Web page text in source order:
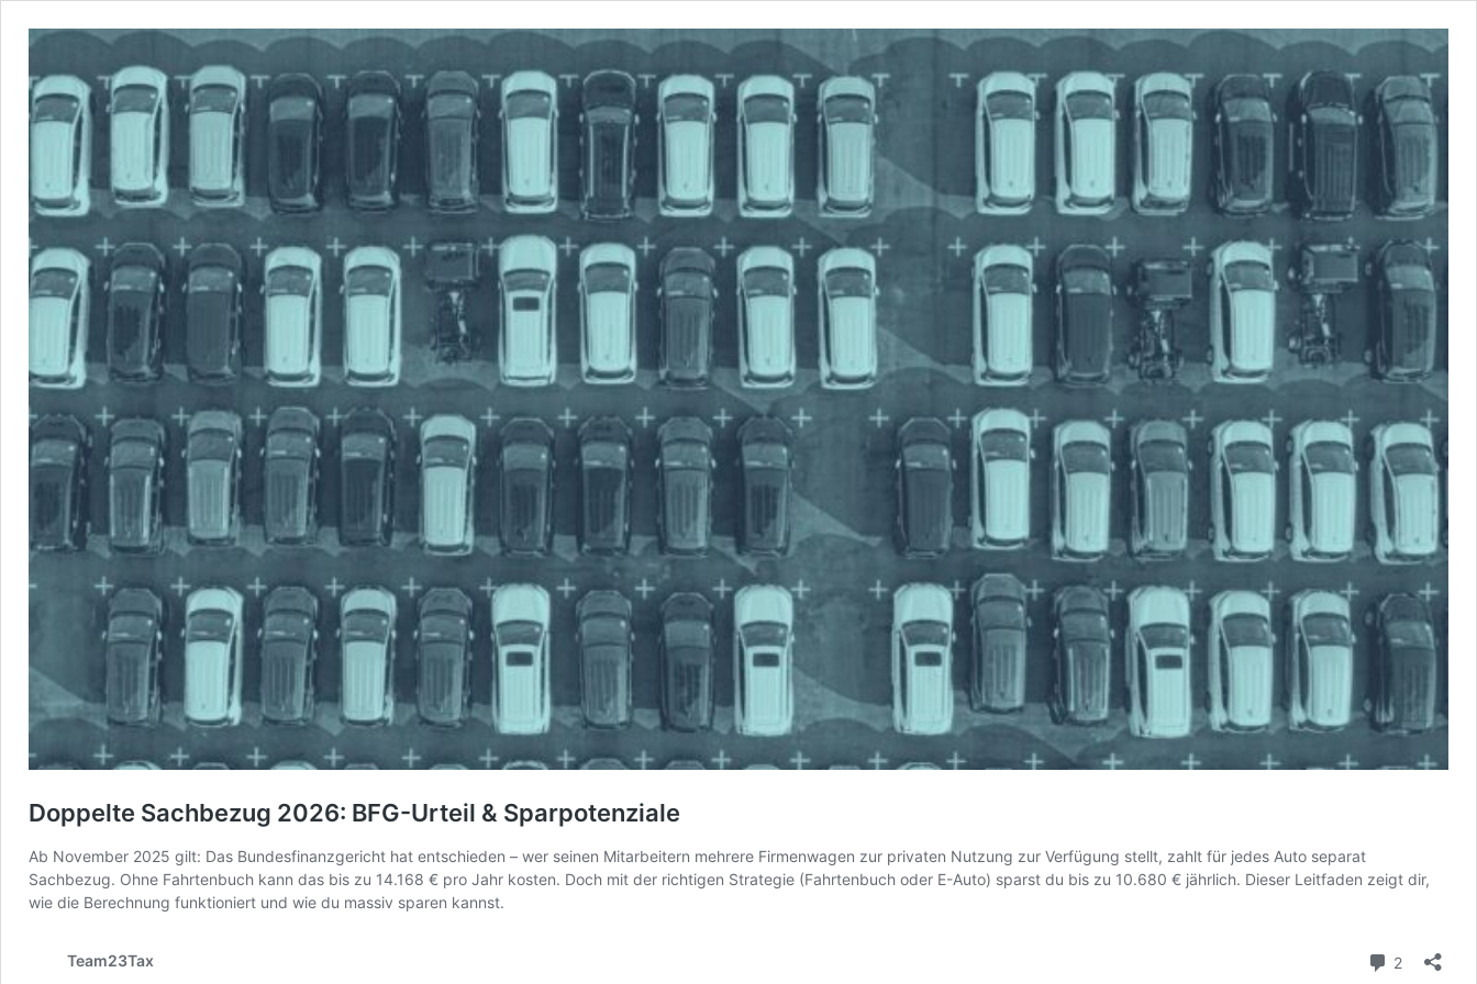
Doppelte Sachbezug 2026: BFG-Urteil & Sparpotenziale
Ab November 2025 gilt: Das Bundesfinanzgericht hat entschieden – wer seinen Mitarbeitern mehrere Firmenwagen zur privaten Nutzung zur Verfügung stellt, zahlt für jedes Auto separat
Sachbezug. Ohne Fahrtenbuch kann das bis zu 14.168 € pro Jahr kosten. Doch mit der richtigen Strategie (Fahrtenbuch oder E-Auto) sparst du bis zu 10.680 € jährlich. Dieser Leitfaden zeigt dir,
wie die Berechnung funktioniert und wie du massiv sparen kannst.
Team23Tax 2